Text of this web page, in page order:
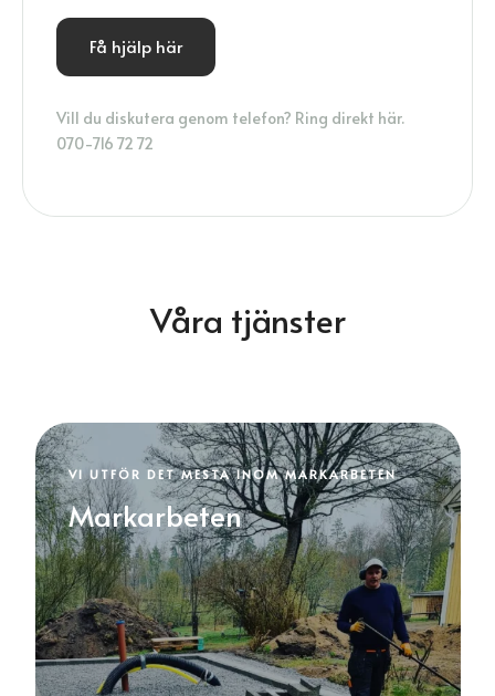
Få hjälp här
Vill du diskutera genom telefon? Ring direkt här.
070-716 72 72
Våra tjänster
VI UTFÖR DET MESTA INOM MARKARBETEN
Markarbeten